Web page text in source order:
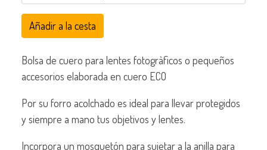
Añadir a la cesta
Bolsa de cuero para lentes fotogràficos o pequeños
accesorios elaborada en cuero ECO
Por su forro acolchado es ideal para llevar protegidos
y siempre a mano tus objetivos y lentes.
Incorpora un mosquetón para sujetar a la anilla para